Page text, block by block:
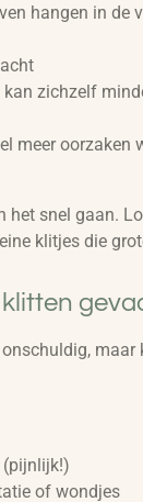
hangen in de
zichzelf
meer oorzaken
het snel gaan.
klitjes die
maar
(pijnlijk!)
of wondjes